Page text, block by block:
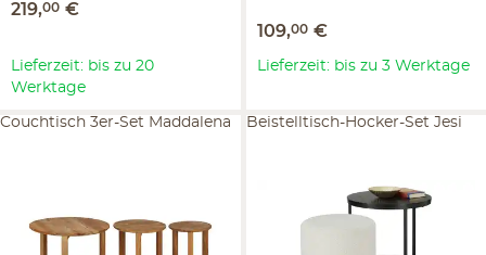
219,00 €
Lieferzeit: bis zu 20
Werktage
109,00 €
Lieferzeit: bis zu 3 Werktage
Couchtisch 3er-Set Maddalena Beistelltisch-Hocker-Set Jesi